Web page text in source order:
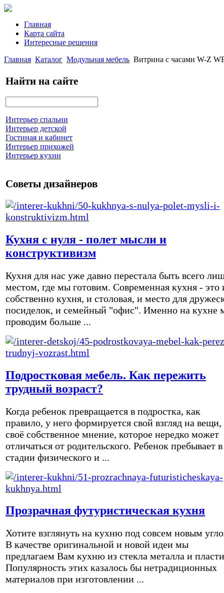
Главная
Карта сайта
Интересные решения
Главная Каталог Модульная мебель Витрина с часами W-Z
Найти на сайте
Интерьер спальни
Интерьер детской
Гостиная и кабинет
Интерьер прихожей
Интерьер кухни
Советы дизайнеров
Кухня с нуля - полет мысли и
конструктивизм
Кухня для нас уже давно перестала быть всего
местом, где мы готовим. Современная кухня - это
собственно кухня, и столовая, и место для
посиделок, и семейный "офис". Именно на кухне
проводим больше ...
Подростковая мебель. Как пережить
трудный возраст?
Когда ребенок превращается в подростка, как
правило, у него формируется свой взгляд на вещи,
своё собственное мнение, которое нередко может
отличаться от родительского. Ребенок пребывает в
стадии физического и ...
Прозрачная футуристическая кухня
Хотите взглянуть на кухню под совсем новым
В качестве оригинальной и новой идеи мы
предлагаем Вам кухню из стекла металла и
Популярность этих казалось бы нетрадиционных
материалов при изготовлении ...